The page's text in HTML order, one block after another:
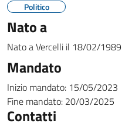
Politico
Nato a
Nato aVercelli il 18/02/1989
Mandato
Inizio mandato: 15/05/2023
Fine mandato: 20/03/2025
Contatti